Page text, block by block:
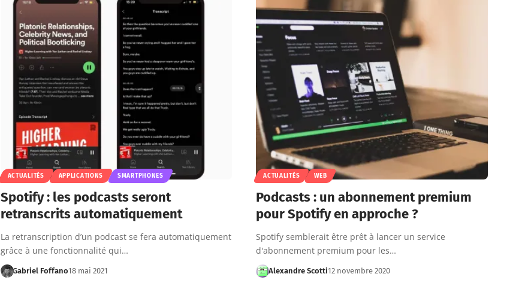
ACTUALITÉS APPLICATIONS SMARTPHONES
Spotify : les podcasts seront
retranscrits automatiquement
La retranscription d’un podcast se fera automatiquement
grâce à une fonctionnalité qui…
Gabriel Foffano18 mai 2021
ACTUALITÉS WEB
Podcasts : un abonnement premium
pour Spotify en approche ?
Spotify semblerait être prêt à lancer un service
d'abonnement premium pour les…
Alexandre Scotti12 novembre 2020